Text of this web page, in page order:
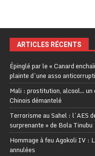
ARTICLES RÉCENTS
Épinglé par le « Canard
plainte d’une asso
Mali : prostitution, alcool… un
Chinois démantelé
Terrorisme au Sahel : l’AES
surprenante » de Bola Tinubu
Hommage à feu Agokoli IV :
annulées